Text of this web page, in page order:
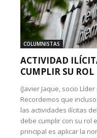
COLUMNISTAS
ACTIVIDAD
CUMPLIR SU ROL
(Javier Jaque, socio
Recordemos que
las actividades ilícitas
debe cumplir con su rol
principal es aplicar la